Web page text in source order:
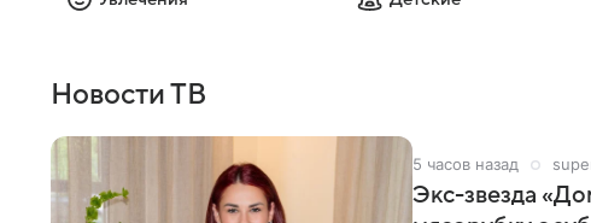
Новости ТВ
5 часов назад
Экс-звезда